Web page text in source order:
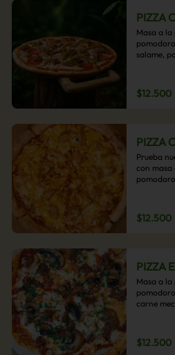
PIZZA
Masa a la
salame,
$12.500
PIZZA
Prueba
con masa
$12.500
PIZZA
Masa a la
carne
$12.500